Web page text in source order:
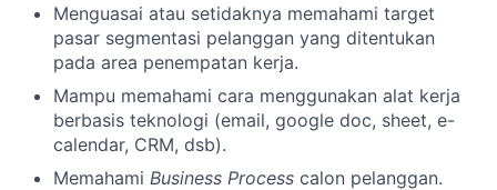
Menguasai atau setidaknya memahami target
pasar segmentasi pelanggan yang ditentukan
pada area penempatan kerja.
Mampu memahami cara menggunakan alat kerja
berbasis teknologi (email, google doc, sheet, e-
calendar, CRM, dsb).
Memahami Business Process calon pelanggan.